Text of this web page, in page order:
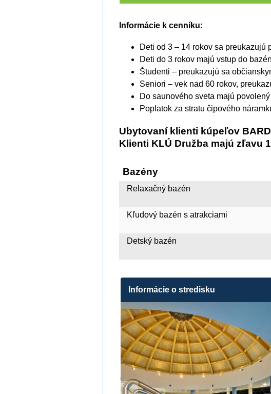
Informácie k cenníku:
Deti od 3 – 14 rokov sa preukazujú
Deti do 3 rokov majú vstup do
Študenti – preukazujú sa
Seniori – vek nad 60 rokov,
Do saunového sveta majú
Poplatok za stratu čipového
Ubytovaní klienti kúpeľov
Klienti KLÚ Družba majú zľavu
Bazény
Relaxačný bazén
Kľudový bazén s atrakciami
Detský bazén
Informácie o stredisku